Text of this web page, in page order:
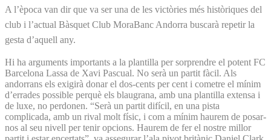
A l’època van dir que va ser una de les victòries més històriques del
club i l’actual Bàsquet Club MoraBanc Andorra buscarà repetir la
gesta d’aquell any.
Hi ha arguments importants a la plantilla per sorprendre el potent FC
Barcelona Lassa de Xavi Pascual. No serà un partit fàcil. Als
andorrans els exigirà donar el dos-cents per cent i cometre el mínim
d’errades possible perquè els blaugrana, amb una plantilla extensa i
de luxe, no perdonen. “Serà un partit difícil, en una pista
complicada, amb un rival molt físic, i com a mínim haurem de posar-
nos al seu nivell per tenir opcions. Haurem de fer el nostre millor